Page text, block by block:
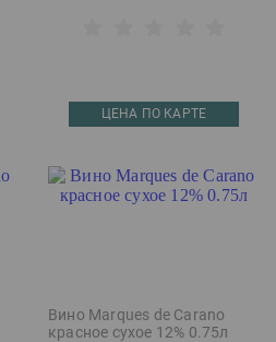
ЦЕНА ПО КАРТЕ
Вино Marques de Carano
красное сухое 12% 0.75л